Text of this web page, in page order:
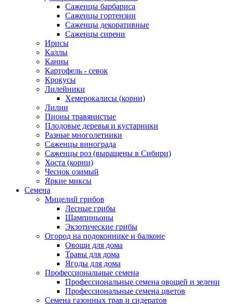
Саженцы барбариса
Саженцы гортензии
Саженцы декоративные
Саженцы сирени
Ирисы
Каллы
Канны
Картофель - севок
Крокусы
Лилейники
Хемерокалисы (корни)
Лилии
Пионы травянистые
Плодовые деревья и кустарники
Разные многолетники
Саженцы винограда
Саженцы роз (выращены в Сибири)
Хоста (корни)
Чеснок озимый
Яркие миксы
Семена
Мицелий грибов
Лесные грибы
Шампиньоны
Экзотические грибы
Огород на подоконнике и балконе
Овощи для дома
Травы для дома
Ягоды для дома
Профессиональные семена
Профессиональные семена овощей и зелени
Профессиональные семена цветов
Семена газонных трав и сидератов